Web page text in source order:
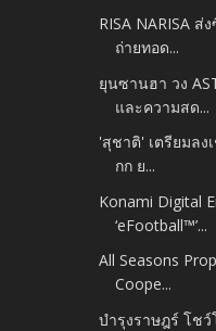
RISA NARISA ส่
ถ่ายทอด...
ยุนซานฮา วง
และความสด...
'สุชาติ' เตรียมล
กก ย...
Konami Digital
‘eFootball™’...
All Seasons
Coope...
บำรุงราษฎร์ โช